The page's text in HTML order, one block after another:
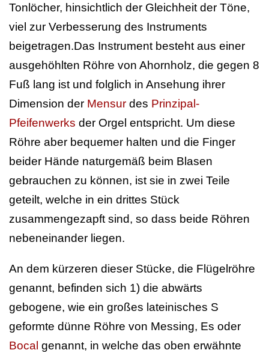
Tonlöcher, hinsichtlich der Gleichheit der Töne,
viel zur Verbesserung des Instruments
beigetragen.Das Instrument besteht aus einer
ausgehöhlten Röhre von Ahornholz, die gegen 8
Fuß lang ist und folglich in Ansehung ihrer
Dimension der Mensur des Prinzipal-
Pfeifenwerks der Orgel entspricht. Um diese
Röhre aber bequemer halten und die Finger
beider Hände naturgemäß beim Blasen
gebrauchen zu können, ist sie in zwei Teile
geteilt, welche in ein drittes Stück
zusammengezapft sind, so dass beide Röhren
nebeneinander liegen.
An dem kürzeren dieser Stücke, die Flügelröhre
genannt, befinden sich 1) die abwärts
gebogene, wie ein großes lateinisches S
geformte dünne Röhre von Messing, Es oder
Bocal genannt, in welche das oben erwähnte